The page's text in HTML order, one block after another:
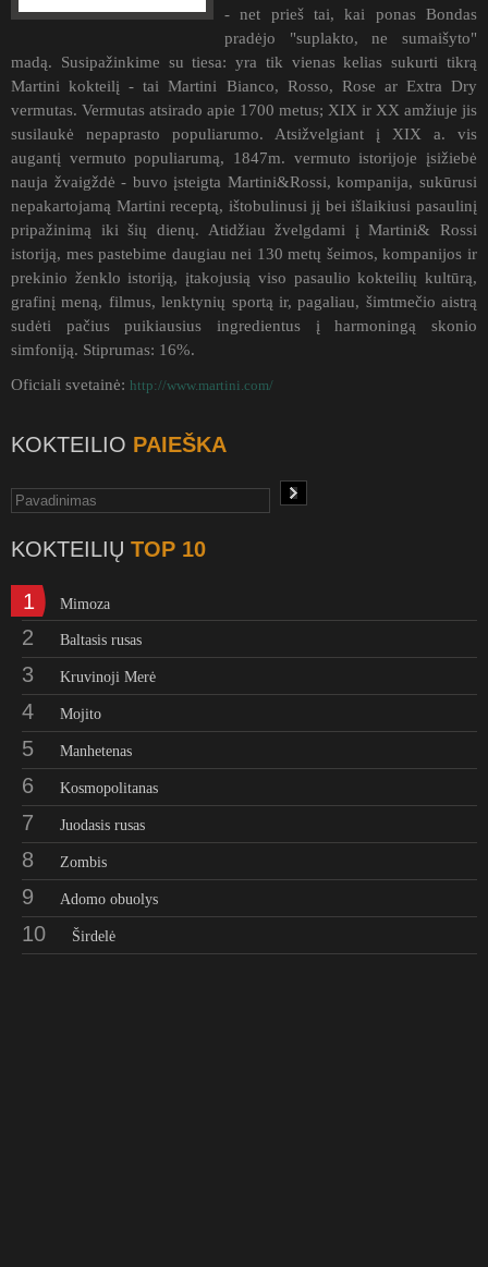
- net prieš tai, kai ponas Bondas
pradėjo "suplakto, ne sumaišyto"
madą. Susipažinkime su tiesa: yra tik vienas kelias sukurti tikrą
Martini kokteilį - tai Martini Bianco, Rosso, Rose ar Extra Dry
vermutas. Vermutas atsirado apie 1700 metus; XIX ir XX amžiuje jis
susilaukė nepaprasto populiarumo. Atsižvelgiant į XIX a. vis
augantį vermuto populiarumą, 1847m. vermuto istorijoje įsižiebė
nauja žvaigždė - buvo įsteigta Martini&Rossi, kompanija, sukūrusi
nepakartojamą Martini receptą, ištobulinusi jį bei išlaikiusi pasaulinį
pripažinimą iki šių dienų. Atidžiau žvelgdami į Martini& Rossi
istoriją, mes pastebime daugiau nei 130 metų šeimos, kompanijos ir
prekinio ženklo istoriją, įtakojusią viso pasaulio kokteilių kultūrą,
grafinį meną, filmus, lenktynių sportą ir, pagaliau, šimtmečio aistrą
sudėti pačius puikiausius ingredientus į harmoningą skonio
simfoniją. Stiprumas: 16%.
Oficiali svetainė: http://www.martini.com/
KOKTEILIO PAIEŠKA
KOKTEILIŲ TOP 10
1 Mimoza
2 Baltasis rusas
3 Kruvinoji Merė
4 Mojito
5 Manhetenas
6 Kosmopolitanas
7 Juodasis rusas
8 Zombis
9 Adomo obuolys
10 Širdelė